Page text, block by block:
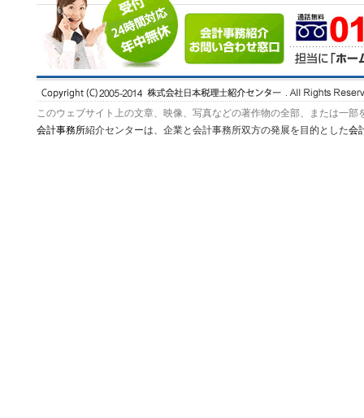
このウェブサイト上の文章、映像、写真などの著作物の全部、または一
会計事務所紹介センターは、企業と会計事務所双方の発展を目的とした会